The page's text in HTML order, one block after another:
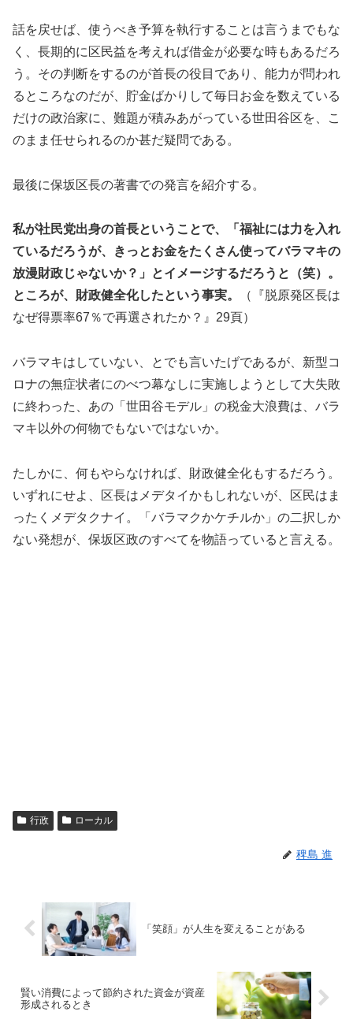
話を戻せば、使うべき予算を執行することは言うまでもな
く、長期的に区民益を考えれば借金が必要な時もあるだろ
う。その判断をするのが首長の役目であり、能力が問われ
るところなのだが、貯金ばかりして毎日お金を数えている
だけの政治家に、難題が積みあがっている世田谷区を、こ
のまま任せられるのか甚だ疑問である。
最後に保坂区長の著書での発言を紹介する。
私が社民党出身の首長ということで、「福祉には力を入れ
ているだろうが、きっとお金をたくさん使ってバラマキの
放漫財政じゃないか？」とイメージするだろうと（笑）。
ところが、財政健全化したという事実。
（『脱原発区長は
なぜ得票率67％で再選されたか？』29頁）
バラマキはしていない、とでも言いたげであるが、新型コ
ロナの無症状者にのべつ幕なしに実施しようとして大失敗
に終わった、あの「世田谷モデル」の税金大浪費は、バラ
マキ以外の何物でもないではないか。
たしかに、何もやらなければ、財政健全化もするだろう。
いずれにせよ、区長はメデタイかもしれないが、区民はま
ったくメデタクナイ。「バラマクかケチルか」の二択しか
ない発想が、保坂区政のすべてを物語っていると言える。
行政 ローカル
稗島 進
「笑顔」が人生を変えることがある
賢い消費によって節約された資金が資産
形成されるとき